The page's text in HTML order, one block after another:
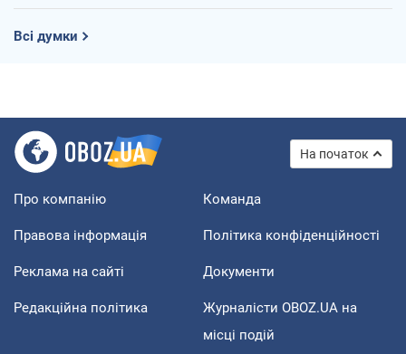
Всі думки
На початок
Про компанію Команда
Правова інформація Політика конфіденційності
Реклама на сайті Документи
Редакційна політика
Журналісти OBOZ.UA на
місці подій